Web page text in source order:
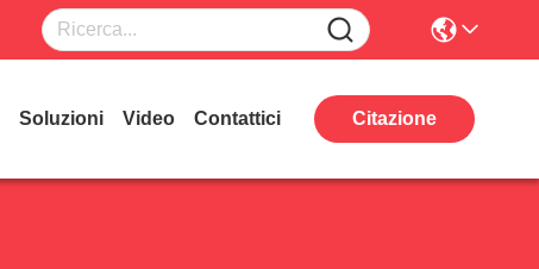
Soluzioni Video Contattici Citazione